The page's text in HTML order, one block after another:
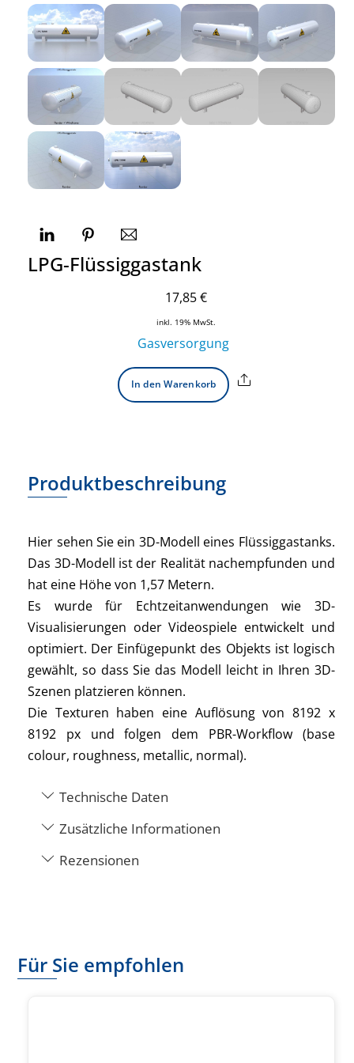
LPG-Flüssiggastank
17,85€
inkl. 19% MwSt.
Gasversorgung
In den Warenkorb Share
Produktbeschreibung
Hier sehen Sie ein 3D-Modell eines Flüssiggastanks.
Das 3D-Modell ist der Realität nachempfunden und
hat eine Höhe von 1,57 Metern.
Es wurde für Echtzeitanwendungen wie 3D-
Visualisierungen oder Videospiele entwickelt und
optimiert. Der Einfügepunkt des Objekts ist logisch
gewählt, so dass Sie das Modell leicht in Ihren 3D-
Szenen platzieren können.
Die Texturen haben eine Auflösung von 8192 x
8192 px und folgen dem PBR-Workflow (base
colour, roughness, metallic, normal).
Technische Daten
Zusätzliche Informationen
Rezensionen
Für Sie empfohlen